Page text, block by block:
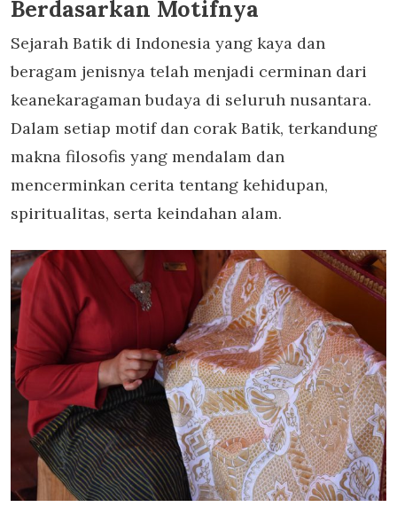
Berdasarkan Motifnya
Sejarah Batik di Indonesia yang kaya dan
beragam jenisnya telah menjadi cerminan dari
keanekaragaman budaya di seluruh nusantara.
Dalam setiap motif dan corak Batik, terkandung
makna filosofis yang mendalam dan
mencerminkan cerita tentang kehidupan,
spiritualitas, serta keindahan alam.